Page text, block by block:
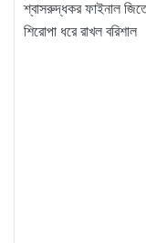
শ্বাসরুদ্ধকর ফাইনাল
শিরোপা ধরে রাখল বরিশাল